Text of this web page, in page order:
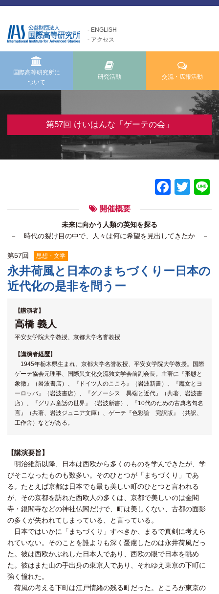
ENGLISH
アクセス
国際高等研究所に
ついて
研究活動 交流・広報活動
About us
国際高等研究所についてTOP
基本理念・ミッション
設立経緯・歩み
組織・運営について
Research Activities
研究活動TOP
公募研究・その他の研究
Exchange and Public
Relations Activities
けいはんな「meta鼎談」
けいはんな「市民懇談」
IIAS塾ジュニアセミナー
関係機関との連携
第57回 けいはんな「ゲーテの会」
開催概要
未来に向かう人類の英知を探る
－ 時代の裂け目の中で、人々は何に希望を見出してきたか －
第57回 思想・文学
永井荷風と日本のまちづくりー日本の
近代化の是非を問うー
【講演者】
高橋 義人
平安女学院大学教授、京都大学名誉教授
【講演者経歴】
1945年栃木県生まれ。京都大学名誉教授、平安女学院大学教授。国際
ゲーテ協会元理事、国際異文化交流独文学会前副会長。主著に『形態と
象徴』（岩波書店）、『ドイツ人のこころ』（岩波新書）、『魔女とヨ
ーロッパ』（岩波書店）、『グノーシス 異端と近代』（共著、岩波書
店）、『グリム童話の世界』（岩波新書）、『10代のための古典名句名
言』（共著、岩波ジュニア文庫）、ゲーテ『色彩論 完訳版』（共訳、
工作舎）などがある。
【講演要旨】
明治維新以降、日本は西欧から多くのものを学んできたが、学
びそこなったものも数多い。そのひとつが「まちづくり」であ
る。たとえば京都は日本でも最も美しい町のひとつと言われる
が、その京都を訪れた西欧人の多くは、京都で美しいのは金閣
寺・銀閣寺などの神社仏閣だけで、町は美しくない、古都の面影
の多くが失われてしまっている、と言っている。
日本ではいかに「まちづくり」すべきか、まるで真剣に考えら
れていない。そのことを誰よりも深く憂慮したのは永井荷風だっ
た。彼は西欧かぶれした日本人であり、西欧の眼で日本を眺め
た。彼はまた山の手出身の東京人であり、それゆえ東京の下町に
強く憧れた。
荷風の考える下町は江戸情緒の残る町だった。ところが東京の